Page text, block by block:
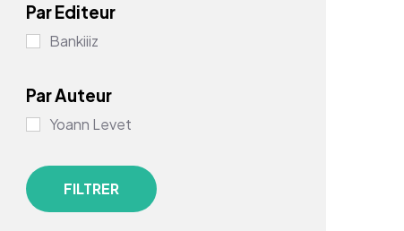
Par Editeur
Bankiiiz
Par Auteur
Yoann Levet
FILTRER